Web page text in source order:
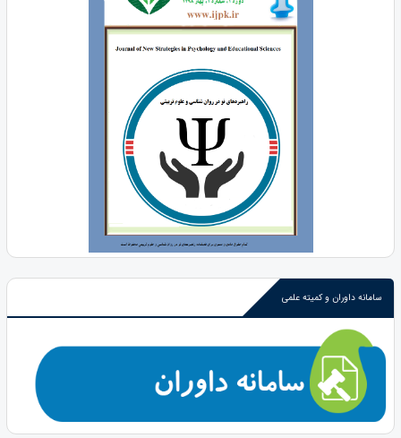
سامانه داوران و کمیته علمی